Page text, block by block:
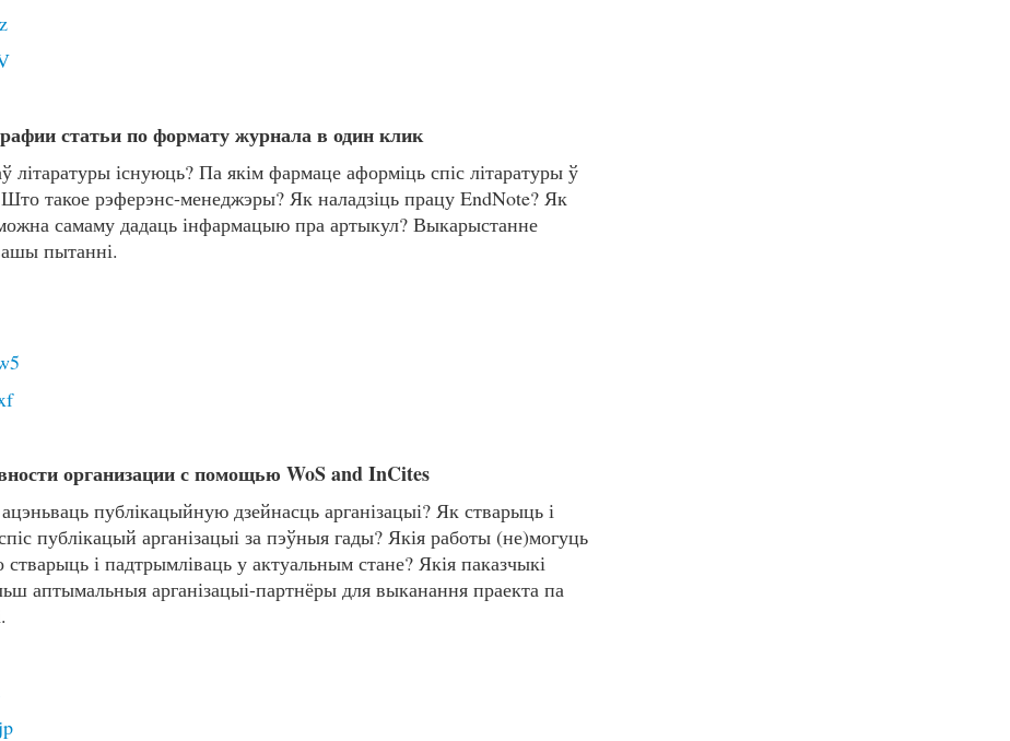
статьи по формату журнала в один клик
літаратуры існуюць? Па якім фармаце аформіць спіс літаратуры ў
такое рэферэнс-менеджэры? Як наладзіць працу EndNote? Як
самаму дадаць інфармацыю пра артыкул? Выкарыстанне
пытанні.
организации с помощью WoS and InCites
публікацыйную дзейнасць арганізацыі? Як стварыць і
публікацый арганізацыі за пэўныя гады? Якія работы (не)могуць
стварыць і падтрымліваць у актуальным стане? Якія паказчыкі
аптымальныя арганізацыі-партнёры для выканання праекта па